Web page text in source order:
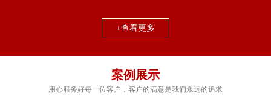
+查看更多
案例展示
用心服务好每一位客户，客户的满意是我们永远的追求